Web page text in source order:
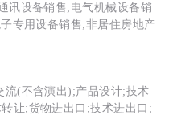
讯设备销售;电气机械设备销
专用设备销售;非居住房地产
(不含演出);产品设计;技术
让;货物进出口;技术进出口;